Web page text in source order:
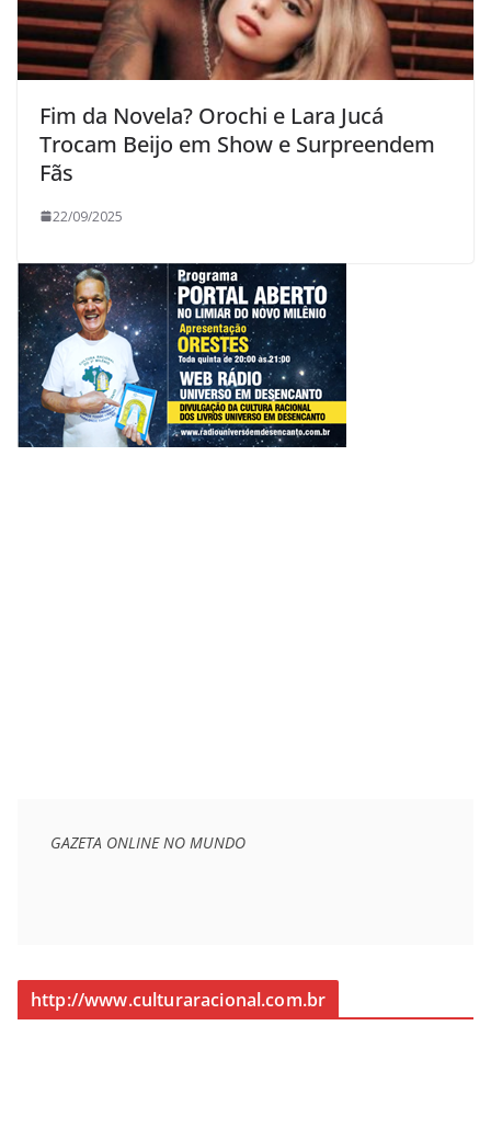
Fim da Novela? Orochi e Lara Jucá
Trocam Beijo em Show e Surpreendem
Fãs
22/09/2025
GAZETA ONLINE NO MUNDO
http://www.culturaracional.com.br